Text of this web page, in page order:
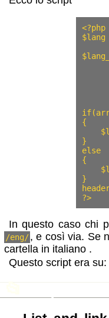
<?php
$lang
{
}
else
{
}
?>
In questo caso chi
/eng/ , e così via. Se
cartella in italiano .
Questo script era su: